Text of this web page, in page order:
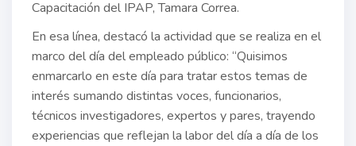
Capacitación del IPAP, Tamara Correa.
En esa línea, destacó la actividad que se realiza en el
marco del día del empleado público: “Quisimos
enmarcarlo en este día para tratar estos temas de
interés sumando distintas voces, funcionarios,
técnicos investigadores, expertos y pares, trayendo
experiencias que reflejan la labor del día a día de los